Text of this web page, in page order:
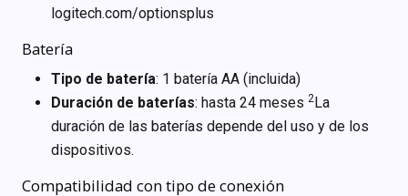
logitech.com/optionsplus
Batería
Tipo de batería: 1 batería AA (incluida)
Duración de baterías: hasta 24 meses 2La
duración de las baterías depende del uso y de los
dispositivos.
Compatibilidad con tipo de conexión